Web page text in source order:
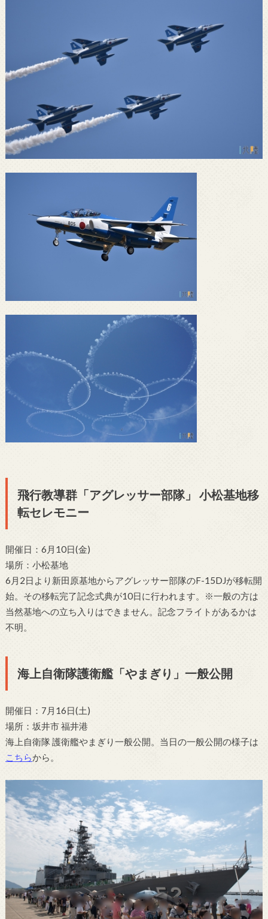
飛行教導群「アグレッサー部隊」 小松基地移
転セレモニー
開催日：6月10日(金)
場所：小松基地
6月2日より新田原基地からアグレッサー部隊のF-15DJが移転開
始。その移転完了記念式典が10日に行われます。※一般の方は
当然基地への立ち入りはできません。記念フライトがあるかは
不明。
海上自衛隊護衛艦「やまぎり」一般公開
開催日：7月16日(土)
場所：坂井市 福井港
海上自衛隊 護衛艦やまぎり一般公開。当日の一般公開の様子は
こちらから。